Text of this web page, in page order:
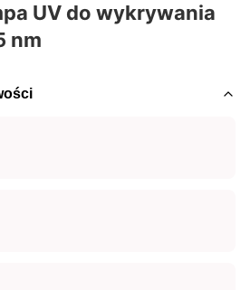
UV do wykrywania
nm